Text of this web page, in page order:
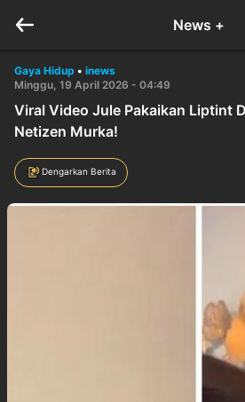
News +
Gaya Hidup • inews
Minggu, 19 April 2026 - 04:49
Viral Video Jule Pakaikan Liptint
Netizen Murka!
Dengarkan Berita